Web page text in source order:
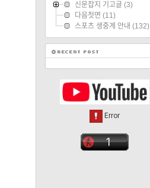
신문잡지 기고글 (3)
다음첫면 (11)
스포츠 생중계 안내 (132)